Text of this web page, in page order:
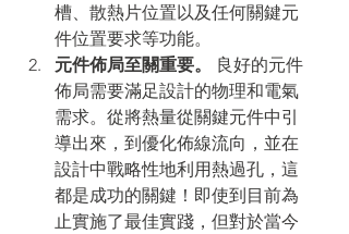
槽、散熱片位置以及任何關鍵元
件位置要求等功能。
元件佈局至關重要。
良好的元件
佈局需要滿足設計的物理和電氣
需求。從將熱量從關鍵元件中引
導出來，到優化佈線流向，並在
設計中戰略性地利用熱過孔，這
都是成功的關鍵！即使到目前為
止實施了最佳實踐，但對於當今